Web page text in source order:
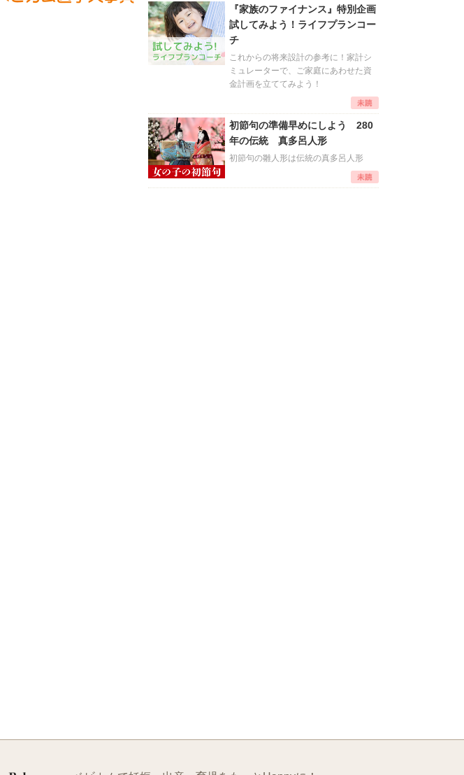
『家族のファイナンス』特別企画
試してみよう！ライフプランコー
チ
これからの将来設計の参考に！家計シ
ミュレーターで、ご家庭にあわせた資
金計画を立ててみよう！
初節句の準備早めにしよう 280
年の伝統 真多呂人形
初節句の雛人形は伝統の真多呂人形